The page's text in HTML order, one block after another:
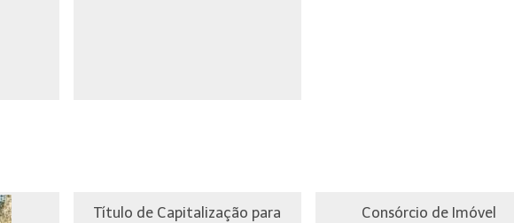
Título de Capitalização para
Consórcio de Imóvel